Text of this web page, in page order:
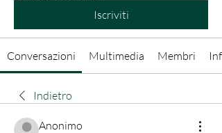
Iscriviti
Conversazioni Multimedia Membri Info
Indietro
Anonimo